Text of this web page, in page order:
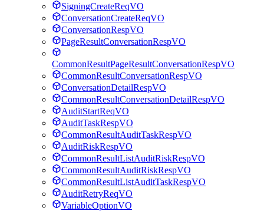
SigningCreateReqVO
ConversationCreateReqVO
ConversationRespVO
PageResultConversationRespVO
CommonResultPageResultConversationRespVO
CommonResultConversationRespVO
ConversationDetailRespVO
CommonResultConversationDetailRespVO
AuditStartReqVO
AuditTaskRespVO
CommonResultAuditTaskRespVO
AuditRiskRespVO
CommonResultListAuditRiskRespVO
CommonResultAuditRiskRespVO
CommonResultListAuditTaskRespVO
AuditRetryReqVO
VariableOptionVO